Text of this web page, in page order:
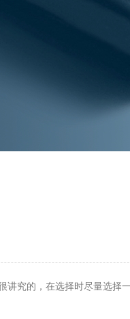
讲究的，在选择时尽量选择